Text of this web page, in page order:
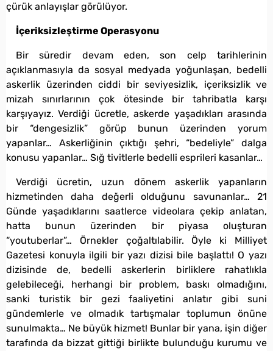
çürük anlayışlar görülüyor.
İçeriksizleştirme Operasyonu
Bir süredir devam eden, son celp tarihlerinin
açıklanmasıyla da sosyal medyada yoğunlaşan, bedelli
askerlik üzerinden ciddi bir seviyesizlik, içeriksizlik ve
mizah sınırlarının çok ötesinde bir tahribatla karşı
karşıyayız. Verdiği ücretle, askerde yaşadıkları arasında
bir “dengesizlik” görüp bunun üzerinden yorum
yapanlar… Askerliğinin çıktığı şehri, “bedeliyle” dalga
konusu yapanlar… Sığ tivitlerle bedelli esprileri kasanlar…
Verdiği ücretin, uzun dönem askerlik yapanların
hizmetinden daha değerli olduğunu savunanlar… 21
Günde yaşadıklarını saatlerce videolara çekip anlatan,
hatta bunun üzerinden bir piyasa oluşturan
“youtuberlar”… Örnekler çoğaltılabilir. Öyle ki Milliyet
Gazetesi konuyla ilgili bir yazı dizisi bile başlattı! O yazı
dizisinde de, bedelli askerlerin birliklere rahatlıkla
gelebileceği, herhangi bir problem, baskı olmadığını,
sanki turistik bir gezi faaliyetini anlatır gibi suni
gündemlerle ve olmadık tartışmalar toplumun önüne
sunulmakta… Ne büyük hizmet! Bunlar bir yana, işin diğer
tarafında da bizzat gittiği birlikte bulunduğu kurumu ve